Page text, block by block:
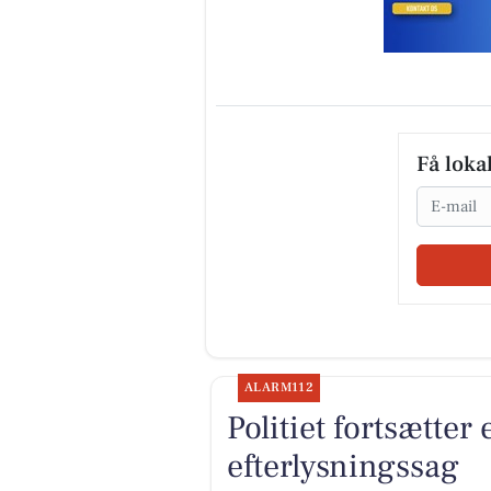
Få
Email
ALARM112
Politiet fortsætter
efterlysningssag